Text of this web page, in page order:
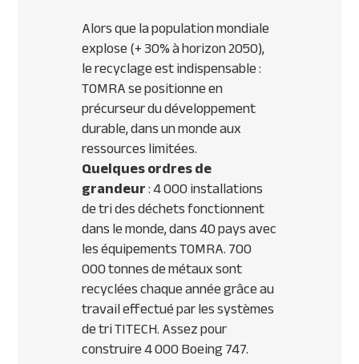
Alors que la population mondiale
explose (+ 30% à horizon 2050),
le recyclage est indispensable :
TOMRAse positionne en
précurseur du développement
durable, dans un monde aux
ressources limitées.
Quelques ordres de
grandeur: 4 000 installations
de tri des déchets fonctionnent
dans le monde, dans 40 pays avec
les équipementsTOMRA. 700
000 tonnes de métaux sont
recyclées chaque année grâce au
travail effectué par les systèmes
de triTITECH. Assez pour
construire 4 000 Boeing 747.